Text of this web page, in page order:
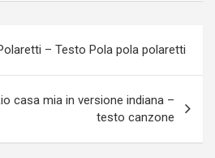
– Testo Pola pola polaretti
casa mia in versione indiana –
testo canzone